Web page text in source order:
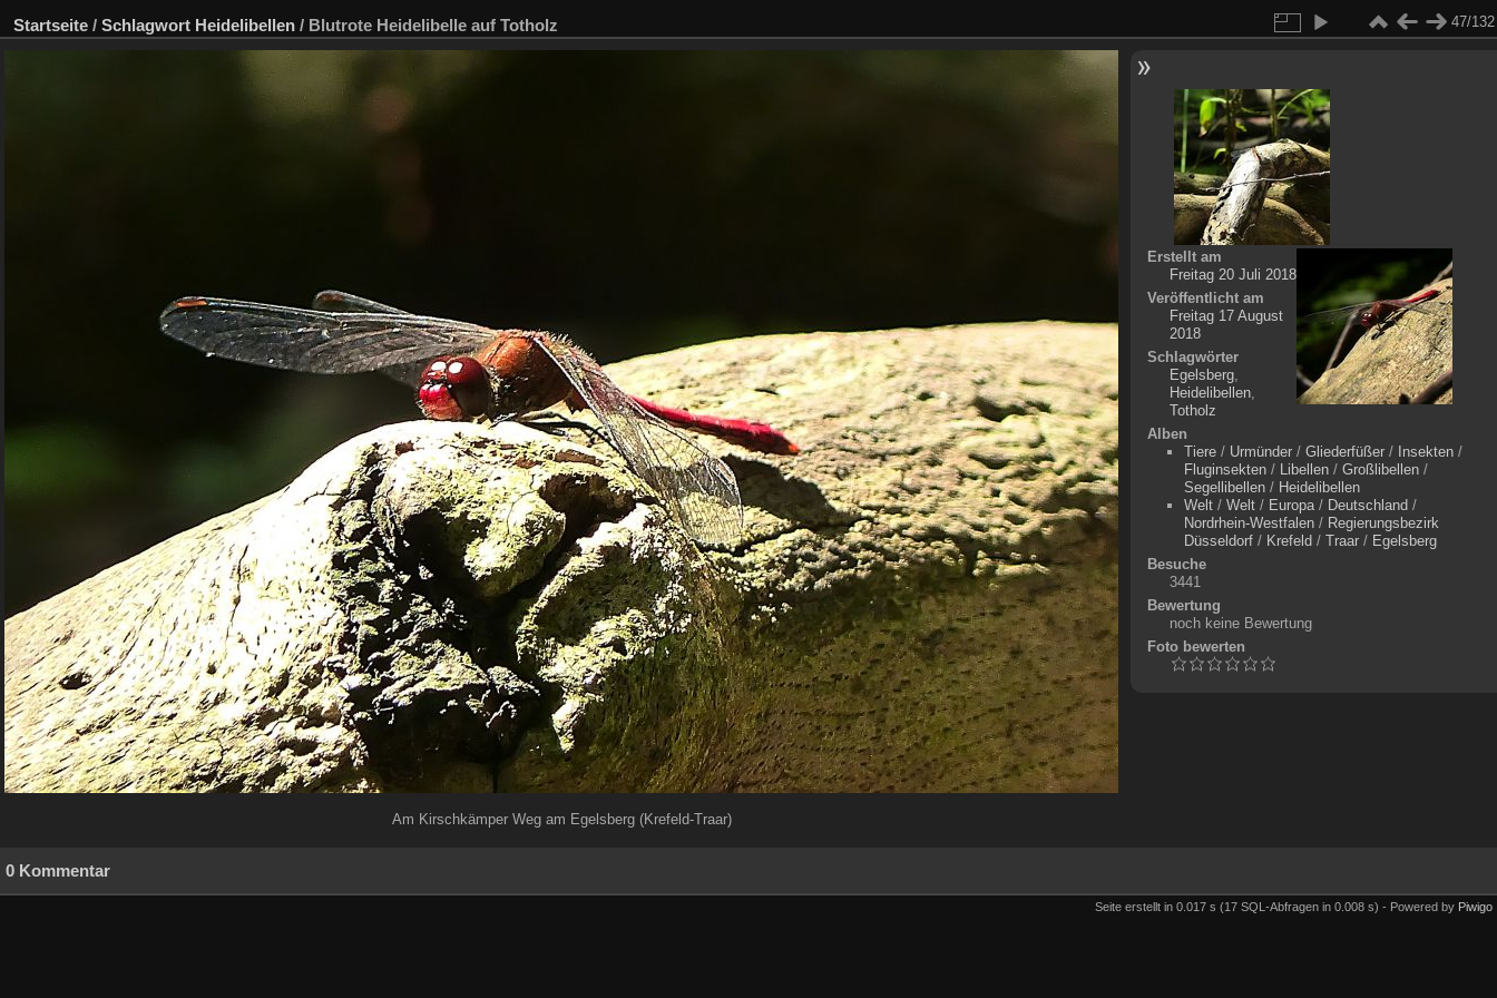
Startseite / Schlagwort Heidelibellen / Blutrote Heidelibelle auf Totholz 47/132
Am Kirschkämper Weg am Egelsberg (Krefeld-Traar)
Erstellt am
Freitag 20 Juli 2018
Veröffentlicht am
Freitag 17 August
2018
Schlagwörter
Egelsberg,
Heidelibellen,
Totholz
Alben
Tiere/ Urmünder/ Gliederfüßer/ Insekten/
Fluginsekten/ Libellen/ Großlibellen/
Segellibellen/ Heidelibellen
Welt/ Welt/ Europa/ Deutschland /
Nordrhein-Westfalen/ Regierungsbezirk
Düsseldorf/ Krefeld / Traar/ Egelsberg
Besuche
3441
Bewertung
noch keine Bewertung
Foto bewerten
0 Kommentar
Seite erstellt in 0.017 s (17 SQL-Abfragen in 0.008 s) - Powered by Piwigo